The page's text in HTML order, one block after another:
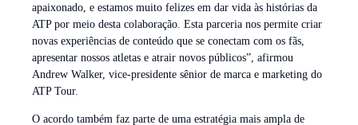
apaixonado, e estamos muito felizes em dar vida às histórias da
ATP por meio desta colaboração. Esta parceria nos permite criar
novas experiências de conteúdo que se conectam com os fãs,
apresentar nossos atletas e atrair novos públicos”, afirmou
Andrew Walker, vice-presidente sênior de marca e marketing do
ATP Tour.
O acordo também faz parte de uma estratégia mais ampla de